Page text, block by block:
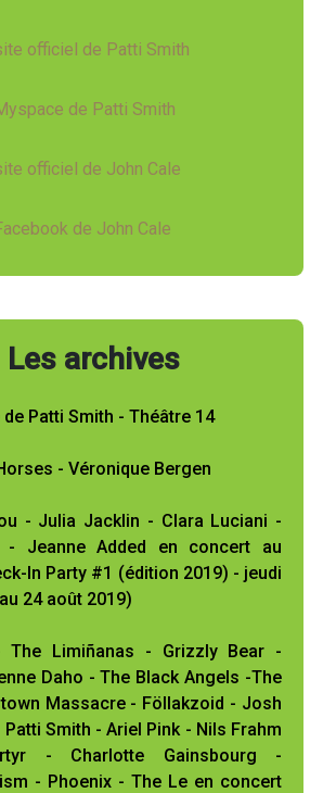
officiel de Patti Smith
de Patti Smith
officiel de John Cale
de John Cale
Les archives
de Patti Smith - Théâtre 14
- Véronique Bergen
- Julia Jacklin - Clara Luciani -
- Jeanne Added en concert au
In Party #1 (édition 2019) - jeudi
24 août 2019)
The Limiñanas - Grizzly Bear -
Daho - The Black Angels -The
Massacre - Föllakzoid - Josh
Patti Smith - Ariel Pink - Nils Frahm
- Charlotte Gainsbourg -
- Phoenix - The Le en concert